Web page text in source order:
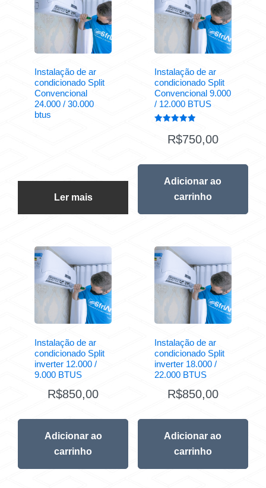
Instalação de ar
condicionado Split
Convencional
24.000 / 30.000
btus
Ler mais
Instalação de ar
condicionado Split
Convencional 9.000
/ 12.000 BTUS
5.00
de 5R$750,00
Adicionar ao
carrinho
Instalação de ar
condicionado Split
inverter 12.000 /
9.000 BTUS
R$850,00
Adicionar ao
carrinho
Instalação de ar
condicionado Split
inverter 18.000 /
22.000 BTUS
R$850,00
Adicionar ao
carrinho